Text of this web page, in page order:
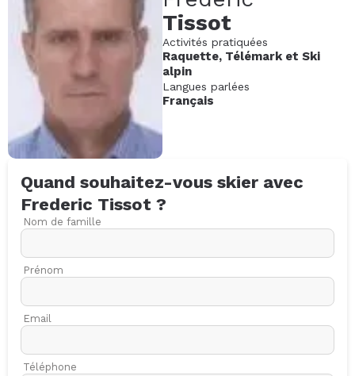
Tissot
Activités pratiquées
Raquette, Télémarket Ski
alpin
Langues parlées
Français
Quand souhaitez-vous skier avec
Frederic Tissot ?
Nom de famille
Prénom
Email
Téléphone